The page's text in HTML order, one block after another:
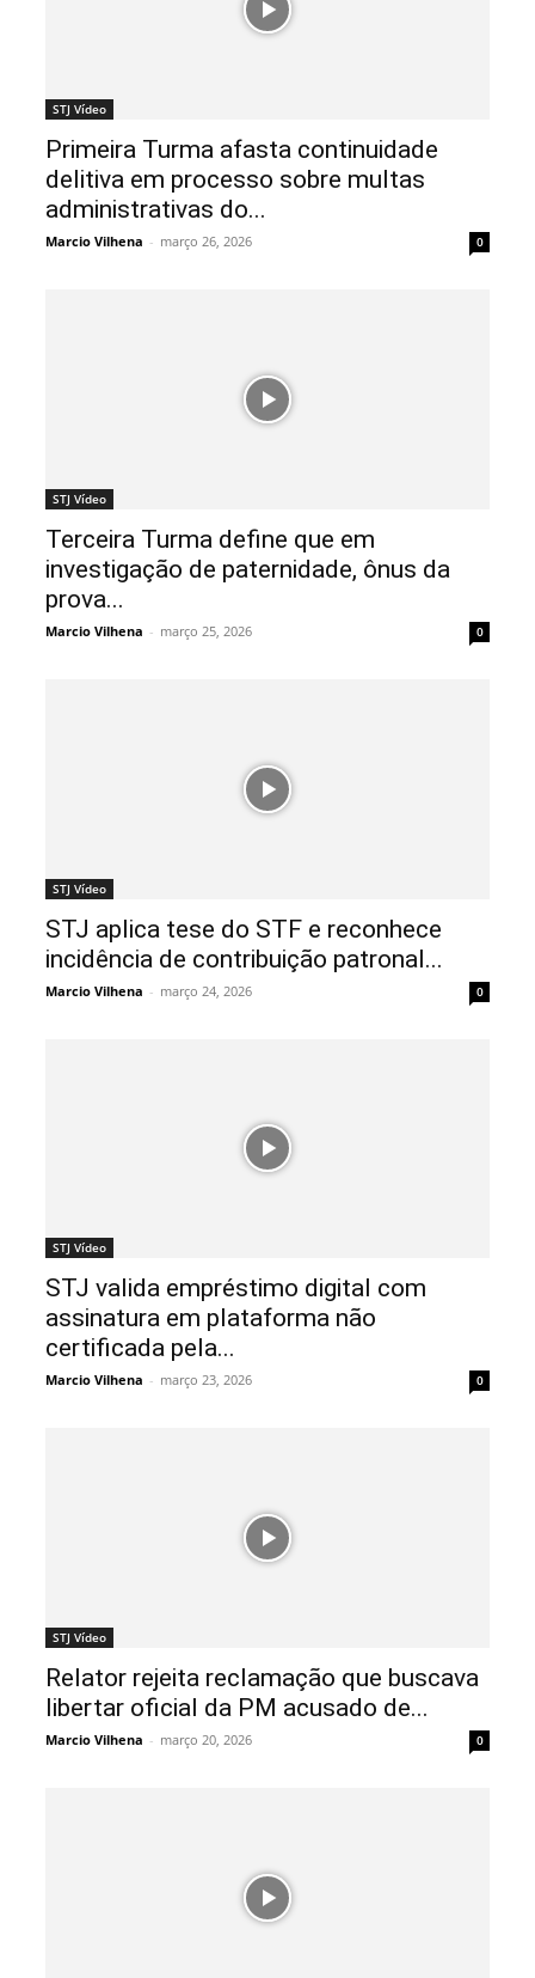
STJ Vídeo
Primeira Turma afasta continuidade
delitiva em processo sobre multas
administrativas do...
Marcio Vilhena - março 26, 2026 0
STJ Vídeo
Terceira Turma define que em
investigação de paternidade, ônus da
prova...
Marcio Vilhena - março 25, 2026 0
STJ Vídeo
STJ aplica tese do STF e reconhece
incidência de contribuição patronal...
Marcio Vilhena - março 24, 2026 0
STJ Vídeo
STJ valida empréstimo digital com
assinatura em plataforma não
certificada pela...
Marcio Vilhena - março 23, 2026 0
STJ Vídeo
Relator rejeita reclamação que buscava
libertar oficial da PM acusado de...
Marcio Vilhena - março 20, 2026 0